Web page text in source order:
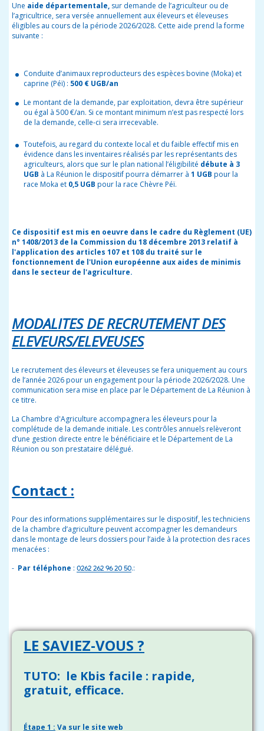
Une aide départementale, sur demande de l’agriculteur ou de
l’agricultrice, sera versée annuellement aux éleveurs et éleveuses
éligibles au cours de la période 2026/2028. Cette aide prend la forme
suivante :
Conduite d’animaux reproducteurs des espèces bovine (Moka) et
caprine (Péï) : 500 € UGB/an
Le montant de la demande, par exploitation, devra être supérieur
ou égal à 500 €/an. Si ce montant minimum n’est pas respecté lors
de la demande, celle-ci sera irrecevable.
Toutefois, au regard du contexte local et du faible effectif mis en
évidence dans les inventaires réalisés par les représentants des
agriculteurs, alors que sur le plan national l’éligibilité débute à 3
UGB à La Réunion le dispositif pourra démarrer à 1 UGB pour la
race Moka et 0,5 UGB pour la race Chèvre Péï.
Ce dispositif est mis en oeuvre dans le cadre du Règlement (UE)
n° 1408/2013 de la Commission du 18 décembre 2013 relatif à
l'application des articles 107 et 108 du traité sur le
fonctionnement de l'Union européenne aux aides de minimis
dans le secteur de l'agriculture.
MODALITES DE RECRUTEMENT DES
ELEVEURS/ELEVEUSES
Le recrutement des éleveurs et éleveuses se fera uniquement au cours
de l’année 2026 pour un engagement pour la période 2026/2028. Une
communication sera mise en place par le Département de La Réunion à
ce titre.
La Chambre d'Agriculture accompagnera les éleveurs pour la
complétude de la demande initiale. Les contrôles annuels relèveront
d’une gestion directe entre le bénéficiaire et le Département de La
Réunion ou son prestataire délégué.
Contact :
Pour des informations supplémentaires sur le dispositif, les techniciens
de la chambre d’agriculture peuvent accompagner les demandeurs
dans le montage de leurs dossiers pour l’aide à la protection des races
menacées :
- Par téléphone : 0262 262 96 20 50.:
LE SAVIEZ-VOUS ?
TUTO: le Kbis facile : rapide,
gratuit, efficace.
Étape 1 : Va sur le site web